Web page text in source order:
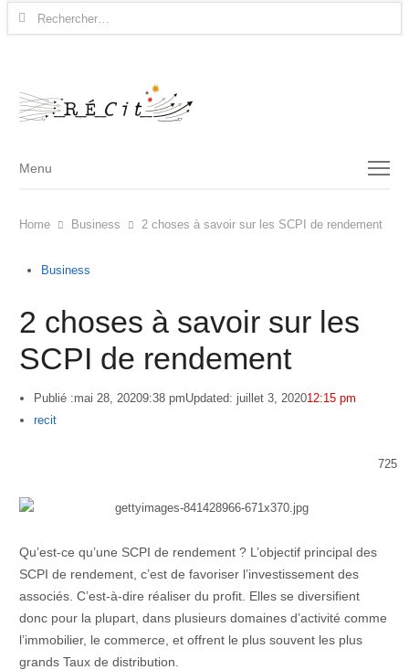
Rechercher :
Menu
Menu
Home Business 2 choses à savoir sur les SCPI de rendement
Business
2 choses à savoir sur les
SCPI de rendement
Publié :mai 28, 20209:38 pmUpdated: juillet 3, 202012:15 pm
Author
recit
725
Qu’est-ce qu’une SCPI de rendement ? L’objectif principal des
SCPI de rendement, c’est de favoriser l’investissement des
associés. C’est-à-dire réaliser du profit. Elles se diversifient
donc pour la plupart, dans plusieurs domaines d’activité comme
l’immobilier, le commerce, et offrent le plus souvent les plus
grands Taux de distribution.